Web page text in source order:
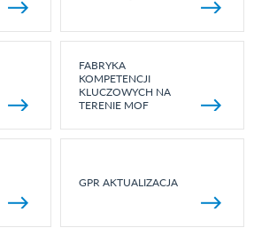
FABRYKA
KOMPETENCJI
KLUCZOWYCH NA
TERENIE MOF
GPR AKTUALIZACJA